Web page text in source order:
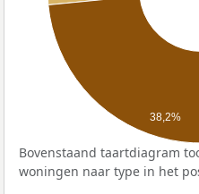
38,2%
Bovenstaand taartdiagram
woningen naar type in het